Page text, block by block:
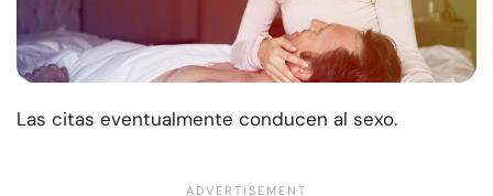
Las citas eventualmente conducen al sexo.